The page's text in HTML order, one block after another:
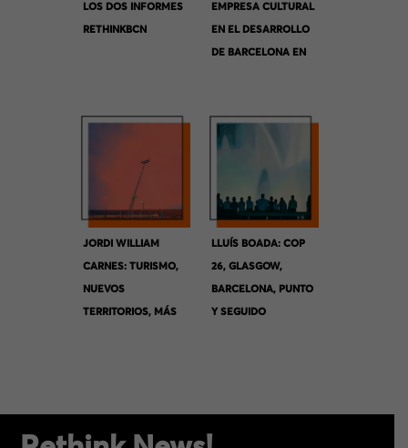
LOS DOS INFORMES
RETHINKBCN
EMPRESA CULTURAL
EN EL DESARROLLO
DE BARCELONA EN
JORDI WILLIAM
CARNES: TURISMO,
NUEVOS
TERRITORIOS, MÁS
LLUÍS BOADA: COP
26, GLASGOW,
BARCELONA, PUNTO
Y SEGUIDO